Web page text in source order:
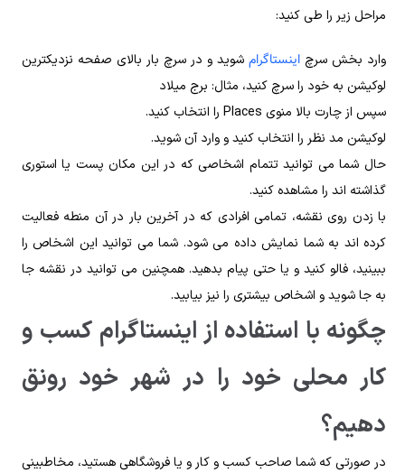
مراحل زیر را طی کنید:
وارد بخش سرچاینستاگرام شوید و در سرچ بار بالای صفحه نزدیکترین
لوکیشن به خود را سرچ کنید، مثال: برج میلاد
سپس از چارت بالا منوی Places را انتخاب کنید.
لوکیشن مد نظر را انتخاب کنید و وارد آن شوید.
حال شما می توانید تتمام اشخاصی که در این مکان پست یا استوری
گذاشته اند را مشاهده کنید.
با زدن روی نقشه، تمامی افرادی که در آخرین بار در آن منطه فعالیت
کرده اند به شما نمایش داده می شود. شما می توانید این اشخاص را
ببینید، فالو کنید و یا حتی پیام بدهید. همچنین می توانید در نقشه جا
به جا شوید و اشخاص بیشتری را نیز بیابید.
چگونه با استفاده از اینستاگرام کسب و
کار محلی خود را در شهر خود رونق
دهیم؟
در صورتی که شما صاحب کسب و کار و یا فروشگاهی هستید، مخاطبینی